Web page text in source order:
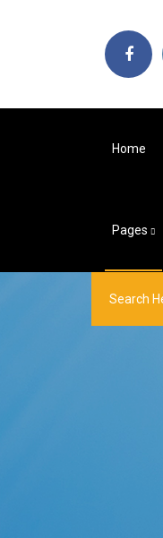
Home
Pages